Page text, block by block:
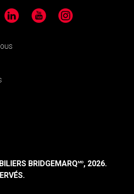
LinkedIn YouTube Instagram
BRIDGEMARQMD, 2026.